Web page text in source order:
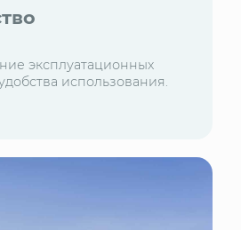
эксплуатационных
использования.